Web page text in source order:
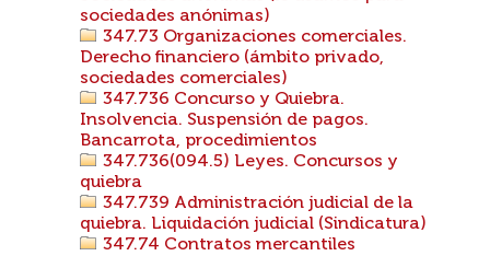
sociedades anónimas)
347.73 Organizaciones comerciales.
Derecho financiero (ámbito privado,
sociedades comerciales)
347.736 Concurso y Quiebra.
Insolvencia. Suspensión de pagos.
Bancarrota, procedimientos
347.736(094.5) Leyes. Concursos y
quiebra
347.739 Administración judicial de la
quiebra. Liquidación judicial (Sindicatura)
347.74 Contratos mercantiles